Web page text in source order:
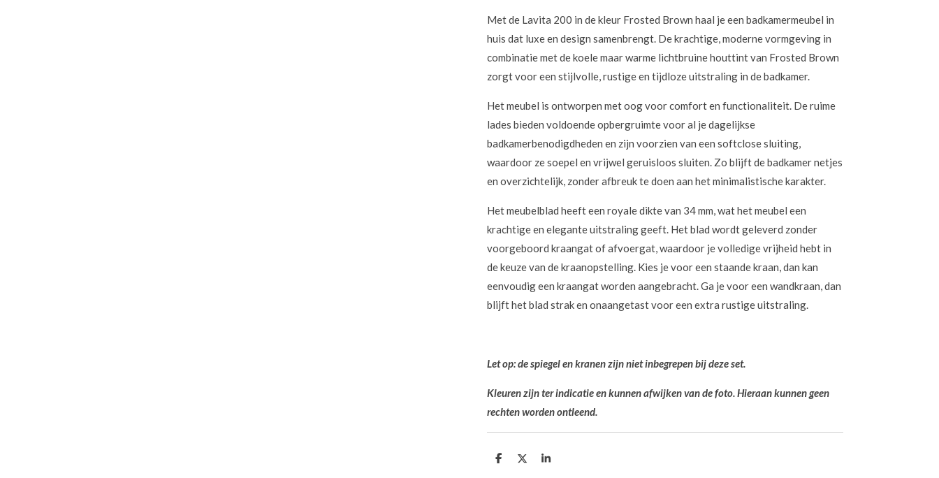
Met de Lavita 200 in de kleur Frosted Brown haal je een badkamermeubel in
huis dat luxe en design samenbrengt. De krachtige, moderne vormgeving in
combinatie met de koele maar warme lichtbruine houttint van Frosted Brown
zorgt voor een stijlvolle, rustige en tijdloze uitstraling in de badkamer.
Het meubel is ontworpen met oog voor comfort en functionaliteit. De ruime
lades bieden voldoende opbergruimte voor al je dagelijkse
badkamerbenodigdheden en zijn voorzien van een softclose sluiting,
waardoor ze soepel en vrijwel geruisloos sluiten. Zo blijft de badkamer netjes
en overzichtelijk, zonder afbreuk te doen aan het minimalistische karakter.
Het meubelblad heeft een royale dikte van 34 mm, wat het meubel een
krachtige en elegante uitstraling geeft. Het blad wordt geleverd zonder
voorgeboord kraangat of afvoergat, waardoor je volledige vrijheid hebt in
de keuze van de kraanopstelling. Kies je voor een staande kraan, dan kan
eenvoudig een kraangat worden aangebracht. Ga je voor een wandkraan, dan
blijft het blad strak en onaangetast voor een extra rustige uitstraling.
Let op: de spiegel en kranen zijn niet inbegrepen bij deze set.
Kleuren zijn ter indicatie en kunnen afwijken van de foto. Hieraan kunnen geen
rechten worden ontleend.
D
D
S